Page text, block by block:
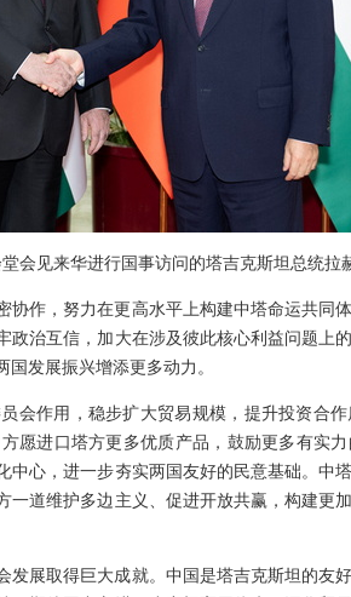
会见来华进行国事访问的塔吉克斯坦总统拉
作，努力在更高水平上构建中塔命运共同
治互信，加大在涉及彼此核心利益问题上
发展振兴增添更多动力。
会作用，稳步扩大贸易规模，提升投资合
愿进口塔方更多优质产品，鼓励更多有实
心，进一步夯实两国友好的民意基础。中
一道维护多边主义、促进开放共赢，构建更
展取得巨大成就。中国是塔吉克斯坦的友